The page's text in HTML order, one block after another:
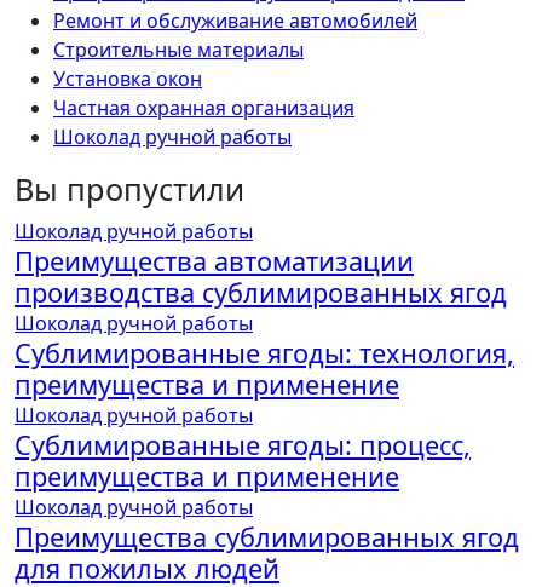
Ремонт и обслуживание автомобилей
Строительные материалы
Установка окон
Частная охранная организация
Шоколад ручной работы
Вы пропустили
Шоколад ручной работы
Преимущества автоматизации
производства сублимированных ягод
Шоколад ручной работы
Сублимированные ягоды: технология,
преимущества и применение
Шоколад ручной работы
Сублимированные ягоды: процесс,
преимущества и применение
Шоколад ручной работы
Преимущества сублимированных ягод
для пожилых людей